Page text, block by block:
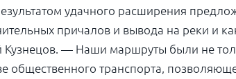
удачного расширения
причалов и вывода на реки и
— Наши маршруты были не
общественного транспорта,